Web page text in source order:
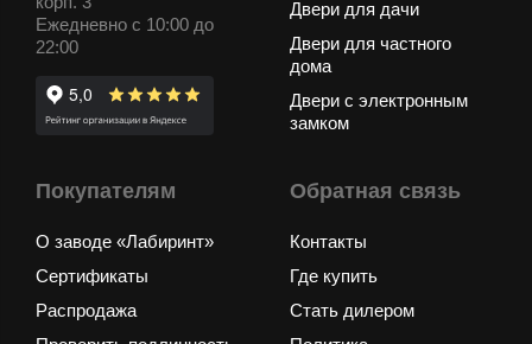
Ежедневно с 10:00 до
22:00
Двери для дачи
Двери для частного
дома
Двери с электронным
замком
Покупателям
О заводе «Лабиринт»
Сертификаты
Распродажа
Обратная связь
Контакты
Где купить
Стать дилером